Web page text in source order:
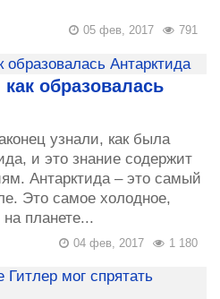
791
05 фев, 2017
образовалась
узнали, как была
и это знание содержит
Антарктида – это самый
Это самое холодное,
планете...
1 180
04 фев, 2017